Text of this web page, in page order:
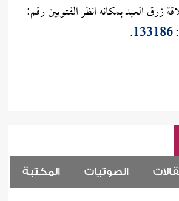
زرق العبد بمكانه انظر الفتويين رقم:
133186
.
الصوتيات المكتبة